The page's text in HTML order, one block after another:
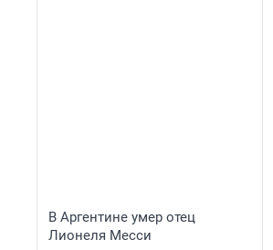
В Аргентине умер отец
Лионеля Месси